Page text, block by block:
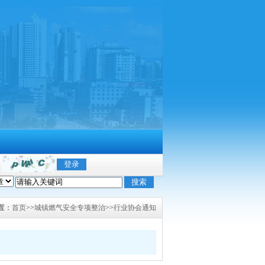
： 首页>>城镇燃气安全专项整治>>行业协会通知